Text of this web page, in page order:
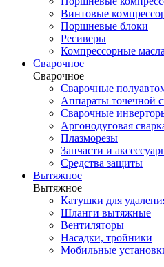
Винтовые
Поршневые блоки
Ресиверы
Компрессорные масла
Сварочное
Сварочное
Сварочные
Аппараты точечной
Сварочные
Аргонодуговая
Плазморезы
Запчасти и
Средства защиты
Вытяжное
Вытяжное
Катушки для
Шланги вытяжные
Вентиляторы
Насадки, тройники
Мобильные